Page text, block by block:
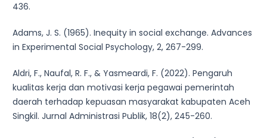
436.
Adams, J. S. (1965). Inequity in social exchange. Advances
in Experimental Social Psychology, 2, 267-299.
Aldri, F., Naufal, R. F., & Yasmeardi, F. (2022). Pengaruh
kualitas kerja dan motivasi kerja pegawai pemerintah
daerah terhadap kepuasan masyarakat kabupaten Aceh
Singkil. Jurnal Administrasi Publik, 18(2), 245-260.